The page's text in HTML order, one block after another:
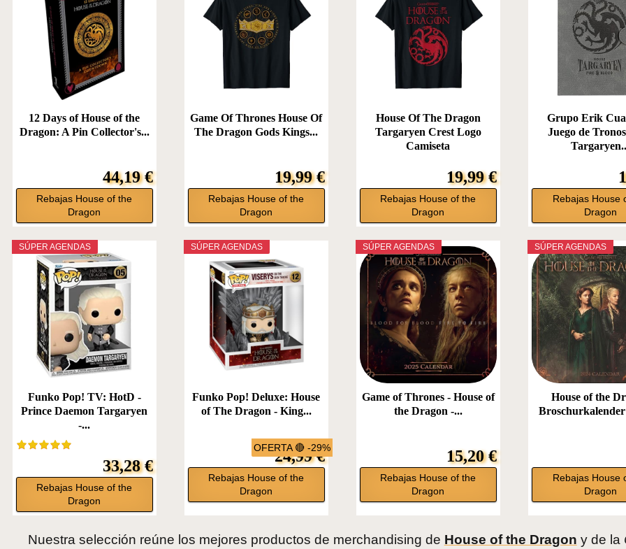
12 Days of House of the
Dragon: A Pin Collector's...
44,19 €
Rebajas House of the
Dragon
Game Of Thrones House Of
The Dragon Gods Kings...
19,99 €
Rebajas House of the
Dragon
House Of The Dragon
Targaryen Crest Logo
Camiseta
19,99 €
Rebajas House of the
Dragon
Grupo Erik
Juego de
Rebajas House
Dragon
SÚPER AGENDAS
Funko Pop! TV: HotD -
Prince Daemon Targaryen
-...
33,28 €
Rebajas House of the
Dragon
OFERTA 🔴 -29%
SÚPER AGENDAS
Funko Pop! Deluxe: House
of The Dragon - King...
24,99 €
Rebajas House of the
Dragon
SÚPER AGENDAS
Game of Thrones - House of
the Dragon -...
15,20 €
Rebajas House of the
Dragon
SÚPER AGENDAS
House of the
Broschurkalender
Rebajas House
Dragon
Nuestra selección reúne los mejores productos de merchandising de House of the Dragon y de la